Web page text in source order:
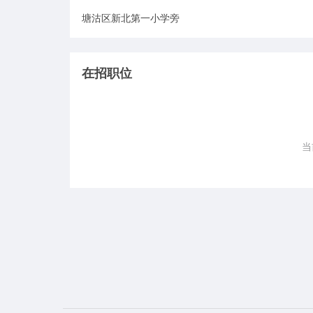
塘沽区新北第一小学旁
在招职位